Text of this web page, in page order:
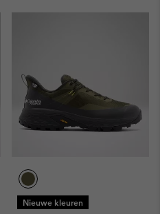
Nieuwe kleuren